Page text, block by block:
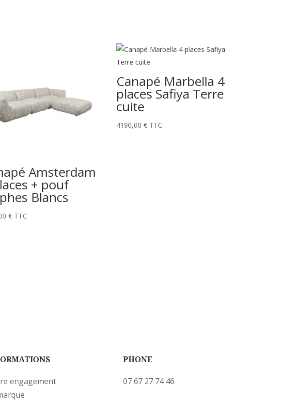
Amsterdam
+ pouf
Blancs
€ TTC
Canapé Marbella 4
places Safiya Terre
cuite
4190,00€ TTC
engagement
PHONE
07 67 27 74 46